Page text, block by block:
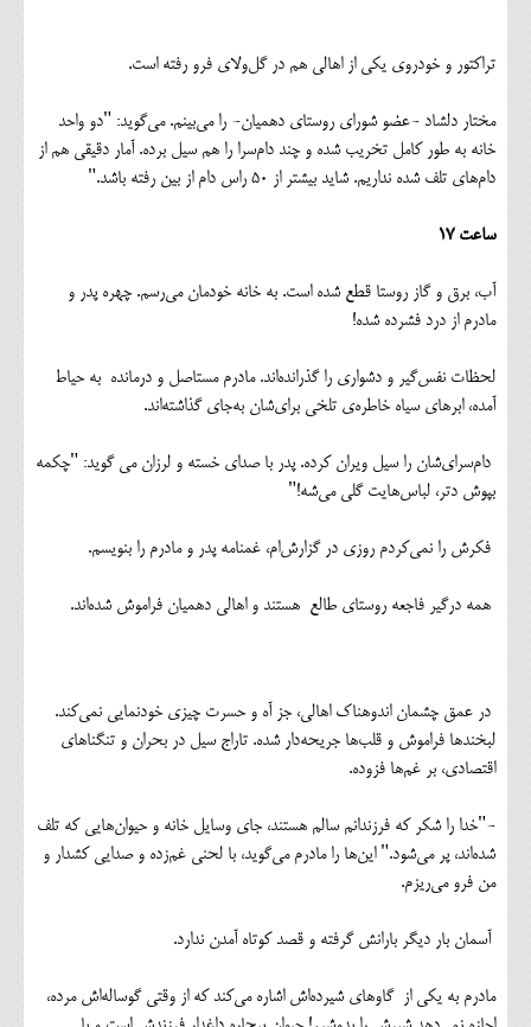
تراکتور و خودروی یکی از اهالی هم در گل‌ولای فرو رفته است.
مختار دلشاد -عضو شورای روستای دهمیان- را می‌بینم. می‌گوید: "دو واحد
خانه به طور کامل تخریب شده و چند دام‌سرا را هم سیل برده. آمار دقیقی هم از
دام‌های تلف شده نداریم. شاید بیشتر از ۵۰ راس دام از بین رفته باشد."
ساعت ۱۷
آب، برق و گاز روستا قطع شده است. به خانه خودمان می‌رسم. چهره پدر و
مادرم از درد فشرده شده!
لحظات نفس‌گیر و دشواری را گذرانده‌اند. مادرم مستاصل و درمانده به حیاط
آمده، ابرهای سیاه خاطره‌ی تلخی برای‌شان به‌جای گذاشته‌اند.
دام‌سرای‌شان را سیل ویران کرده. پدر با صدای خسته و لرزان می گوید: "چکمه
بپوش دتر، لباس‌هایت گلی می‌شه!"
فکرش را نمی‌کردم روزی در گزارش‌ام، غمنامه پدر و مادرم را بنویسم.
همه درگیر فاجعه روستای طالع هستند و اهالی دهمیان فراموش شده‌اند.
در عمق چشمان اندوهناک اهالی، جز آه و حسرت چیزی خودنمایی نمی‌کند.
لبخندها فراموش و قلب‌ها جریحه‌دار شده. تاراج سیل در بحران و تنگناهای
اقتصادی، بر غم‌ها فزوده.
-"خدا را شکر که فرزندانم سالم هستند، جای وسایل خانه و حیوان‌هایی که تلف
شده‌اند، پر می‌شود." این‌ها را مادرم می‌گوید، با لحنی غم‌زده و صدایی کشدار و
من فرو می‌ریزم.
آسمان بار دیگر بارانش گرفته و قصد کوتاه آمدن ندارد.
مادرم به یکی از گاوهای شیرده‌اش اشاره می‌کند که از وقتی گوساله‌اش مرده،